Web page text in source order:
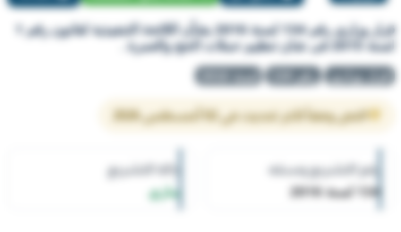
قرار وزاري رقم 134 لسنة 2016 بشأن اللائحة التنفيذية لقانون رقم 1
لسنة 2015 فى شان تنظيم حملات الحج والعمرة .
قرار وزاري رقم 134 لسنة 2016
النص وفقاً لآخر تحديث في 02 أغسطس 2026
رقم التشريع وسنته
134 لسنة 2016
حالة التشريع
ساري